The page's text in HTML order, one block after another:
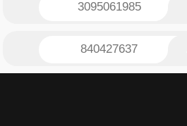
3095061985
840427637